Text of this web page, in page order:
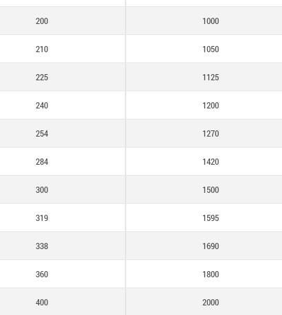
200 1000
210 1050
225 1125
240 1200
254 1270
284 1420
300 1500
319 1595
338 1690
360 1800
400 2000